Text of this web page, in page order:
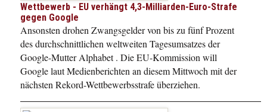
Wettbewerb - EU verhängt 4,3-Milliarden-Euro-Strafe
gegen Google
Ansonsten drohen Zwangsgelder von bis zu fünf Prozent
des durchschnittlichen weltweiten Tagesumsatzes der
Google-Mutter Alphabet . Die EU-Kommission will
Google laut Medienberichten an diesem Mittwoch mit der
nächsten Rekord-Wettbewerbsstrafe überziehen.